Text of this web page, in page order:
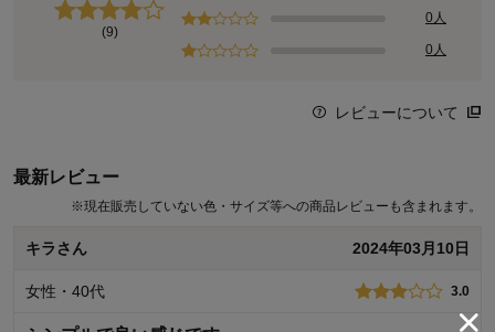
(9)
0人
0人
レビューについて
最新レビュー
※現在販売していない色・サイズ等への商品レビューも含まれます。
キラさん 2024年03月10日
女性・40代 3.0